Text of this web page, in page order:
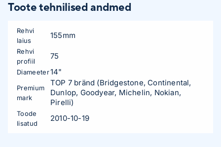
Toote tehnilised andmed
Rehvi
laius
155mm
Rehvi
profiil
75
Diameeter14"
Premium
mark
TOP 7 bränd (Bridgestone, Continental,
Dunlop, Goodyear, Michelin, Nokian,
Pirelli)
Toode
lisatud
2010-10-19